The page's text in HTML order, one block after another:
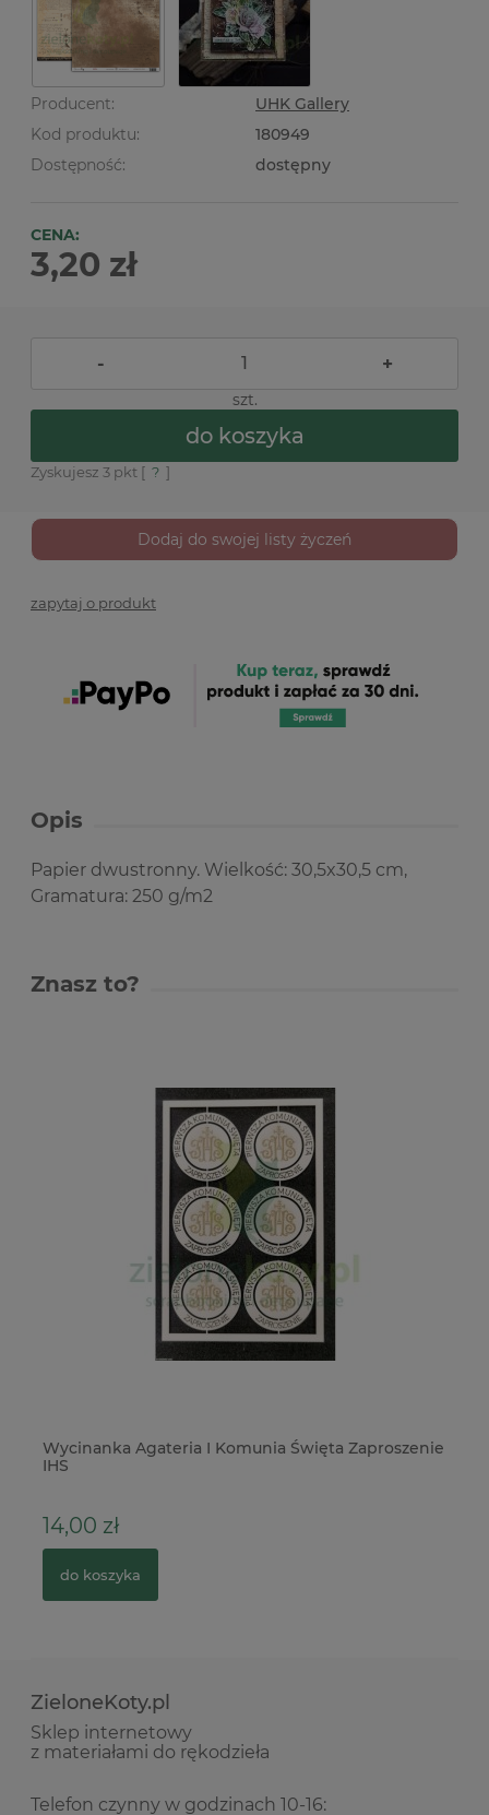
Producent:
UHK Gallery
Kod produktu:
180949
Dostępność:
dostępny
CENA:
3,20 zł
- +
szt.
do koszyka
Zyskujesz 3 pkt [ ? ]
Dodaj do swojej listy życzeń
zapytaj o produkt
Opis
Papier dwustronny. Wielkość: 30,5x30,5 cm,
Gramatura: 250 g/m2
Znasz to?
Wycinanka Agateria I Komunia Święta Zaproszenie
IHS
14,00 zł
do koszyka
ZieloneKoty.pl
Sklep internetowy
z materiałami do rękodzieła
Telefon czynny w godzinach 10-16: